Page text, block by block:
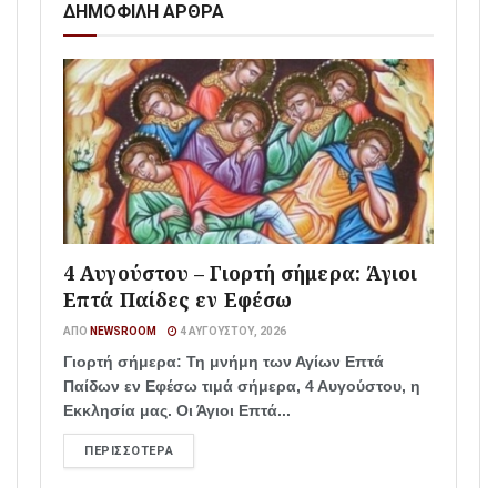
ΔΗΜΟΦΙΛΗ ΑΡΘΡΑ
4 Αυγούστου – Γιορτή σήμερα: Άγιοι
Επτά Παίδες εν Εφέσω
ΑΠΌ NEWSROOM 4 ΑΥΓΟΎΣΤΟΥ, 2026
Γιορτή σήμερα: Τη μνήμη των Αγίων Επτά
Παίδων εν Εφέσω τιμά σήμερα, 4 Αυγούστου, η
Εκκλησία μας. Οι Άγιοι Επτά...
ΠΕΡΙΣΣΌΤΕΡΑ